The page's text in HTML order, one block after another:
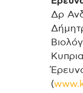
Δρ
(